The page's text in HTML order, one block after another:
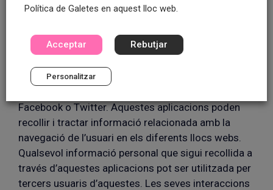
accedir a dades relatives a la geolocalització del
configuració de l’usuari a l’efecte així ho permeti.
El Portal pot oferir funcionalitats per compartir
Facebook o Twitter. Aquestes aplicacions poden
recollir i tractar informació relacionada amb la
navegació de l’usuari en els diferents llocs webs.
Qualsevol informació personal que sigui recollida a
través d’aquestes aplicacions pot ser utilitzada per
tercers usuaris d’aquestes. Les seves interaccions
Política de Galetes en aquest lloc web.
Acceptar Rebutjar
Personalitzar